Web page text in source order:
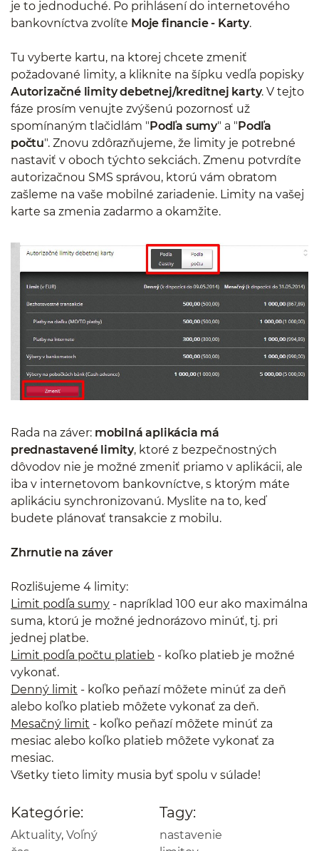
je to jednoduché. Po prihlásení do internetového
bankovníctva zvolíte Moje financie - Karty.
Tu vyberte kartu, na ktorej chcete zmeniť
požadované limity, a kliknite na šípku vedľa popisky
Autorizačné limity debetnej/kreditnej karty. V tejto
fáze prosím venujte zvýšenú pozornosť už
spomínaným tlačidlám " Podľa sumy" a " Podľa
počtu". Znovu zdôrazňujeme, že limity je potrebné
nastaviť v oboch týchto sekciách. Zmenu potvrdíte
autorizačnou SMS správou, ktorú vám obratom
zašleme na vaše mobilné zariadenie. Limity na vašej
karte sa zmenia zadarmo a okamžite.
Rada na záver: mobilná aplikácia má
prednastavené limity, ktoré z bezpečnostných
dôvodov nie je možné zmeniť priamo v aplikácii, ale
iba v internetovom bankovníctve, s ktorým máte
aplikáciu synchronizovanú. Myslite na to, keď
budete plánovať transakcie z mobilu.
Zhrnutie na záver
Rozlišujeme 4 limity:
Limit podľa sumy - napríklad 100 eur ako maximálna
suma, ktorú je možné jednorázovo minúť, tj. pri
jednej platbe.
Limit podľa počtu platieb - koľko platieb je možné
vykonať.
Denný limit - koľko peňazí môžete minúť za deň
alebo koľko platieb môžete vykonať za deň.
Mesačný limit - koľko peňazí môžete minúť za
mesiac alebo koľko platieb môžete vykonať za
mesiac.
Všetky tieto limity musia byť spolu v súlade!
Kategórie:
Aktuality, Voľný
Tagy:
nastavenie